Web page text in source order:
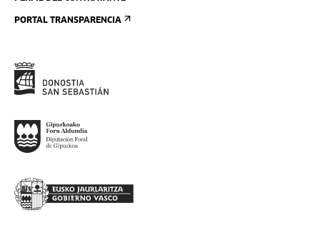
PORTAL TRANSPARENCIA